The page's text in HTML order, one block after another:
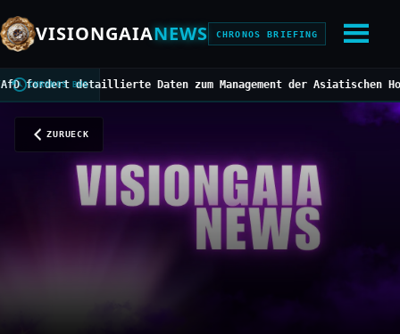
VISIONGAIANEWS CHRONOS BRIEFING
CHRONOS BUS
detaillierte Daten zum Management der Asiatischen Hornisse
ZURUECK